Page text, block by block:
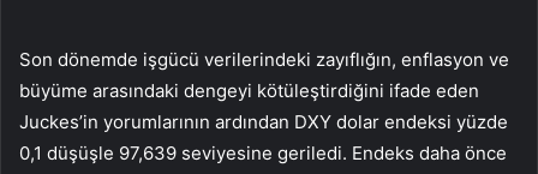
Son dönemde işgücü verilerindeki zayıflığın, enflasyon ve
büyüme arasındaki dengeyi kötüleştirdiğini ifade eden
Juckes’in yorumlarının ardından DXY dolar endeksi yüzde
0,1 düşüşle 97,639 seviyesine geriledi. Endeks daha önce